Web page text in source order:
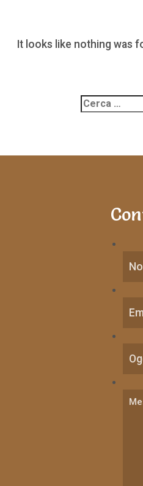
It looks like nothing was
per: